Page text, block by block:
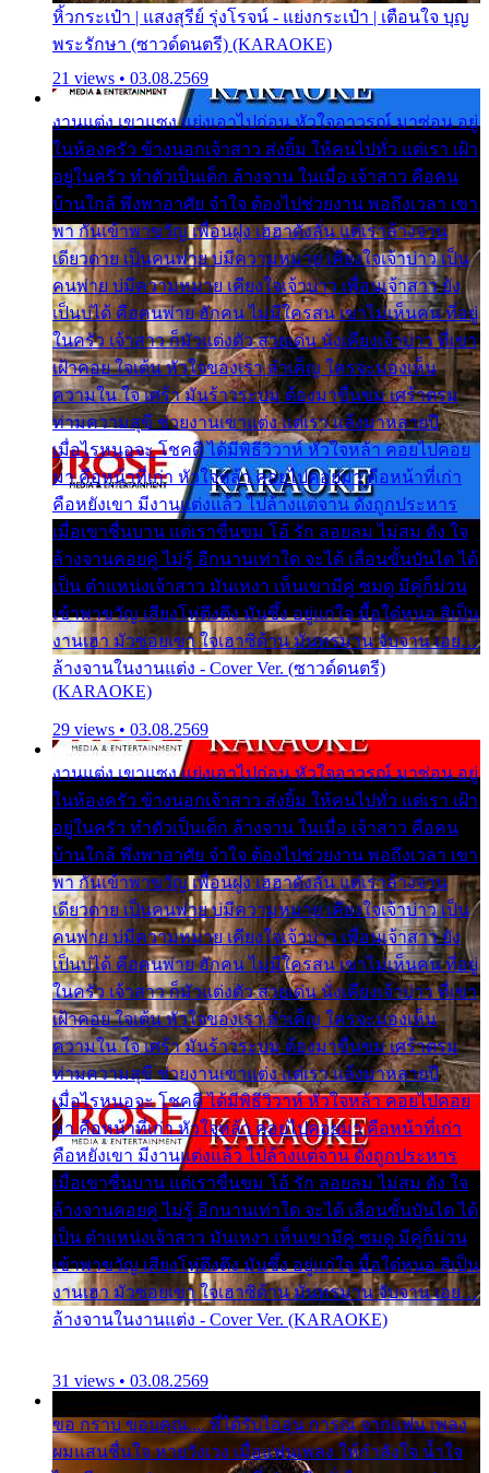
หิ้วกระเป๋า | แสงสุรีย์ รุ่งโรจน์ - แย่งกระเป๋า | เตือนใจ บุญ
พระรักษา (ซาวด์ดนตรี) (KARAOKE)
21 views • 03.08.2569
งานแต่ง เขาแซง แย่งเอาไปก่อน หัวใจอาวรณ์ มาซ่อน อยู่
ในห้องครัว ข้างนอกเจ้าสาว ส่งยิ้ม ให้คนไปทั่ว แต่เรา เฝ้า
อยู่ในครัว ทำตัวเป็นเด็ก ล้างจาน ในเมื่อ เจ้าสาว คือคน
บ้านใกล้ พึ่งพาอาศัย จำใจ ต้องไปช่วยงาน พอถึงเวลา เขา
พา กันเข้าพาขวัญ เพื่อนฝูง เฮฮาดังลั่น แต่เราล้างจาน
เดียวดาย เป็นคนพ่าย บ่มีความหมาย เคียงใจเจ้าบ่าว เป็น
คนพ่าย บ่มีความหมาย เคียงใจเจ้าบ่าว เพื่อนเจ้าสาว ยัง
เป็นบ่ได้ คือคนพ่าย ฮักคน ไม่มีใครสน เขาไม่เห็นคน ที่อยู่
ในครัว เจ้าสาว ก็มัวแต่งตัว สวยเด่น นั่งเคียงเจ้าบ่าว ที่เขา
เฝ้าคอย ใจเต้น หัวใจของเรา ลำเค็ญ ใครจะมองเห็น
ความใน ใจ เศร้า มันร้าวระบม ต้องมาขื่นขม เศร้าตรม
ท่ามความสุขี ช่วยงานเขาแต่ง แต่เรา แล้งมาหลายปี
เมื่อไรหนอจะ โชคดี ได้มีพิธีวิวาห์ หัวใจหล้า คอยไปคอย
มา คือหน้าที่เก่า หัวใจหล้า คอยไปคอยมา คือหน้าที่เก่า
คือหยังเขา มีงานแต่งแล้ว ไปล้างแต่จาน ดั่งถูกประหาร
เมื่อเขาชื่นบาน แต่เราขื่นขม โอ้ รัก ลอยลม ไม่สม ดัง ใจ
ล้างจานคอยคู่ ไม่รู้ อีกนานเท่าใด จะได้ เลื่อนขั้นบันได ได้
เป็น ตำแหน่งเจ้าสาว มันเหงา เห็นเขามีคู่ ซมดู มีคู่ก็ม่วน
เข้าพาขวัญ เสียงโห่ตึงตึง มันซึ้ง อยู่แก่ใจ มื้อใด๋หนอ สิเป็น
งานเฮา มัวซอยเขา ใจเฮาซิด้าน มันทรมาน จับจาน เอย…
ล้างจานในงานแต่ง - Cover Ver. (ซาวด์ดนตรี)
(KARAOKE)
29 views • 03.08.2569
งานแต่ง เขาแซง แย่งเอาไปก่อน หัวใจอาวรณ์ มาซ่อน อยู่
ในห้องครัว ข้างนอกเจ้าสาว ส่งยิ้ม ให้คนไปทั่ว แต่เรา เฝ้า
อยู่ในครัว ทำตัวเป็นเด็ก ล้างจาน ในเมื่อ เจ้าสาว คือคน
บ้านใกล้ พึ่งพาอาศัย จำใจ ต้องไปช่วยงาน พอถึงเวลา เขา
พา กันเข้าพาขวัญ เพื่อนฝูง เฮฮาดังลั่น แต่เราล้างจาน
เดียวดาย เป็นคนพ่าย บ่มีความหมาย เคียงใจเจ้าบ่าว เป็น
คนพ่าย บ่มีความหมาย เคียงใจเจ้าบ่าว เพื่อนเจ้าสาว ยัง
เป็นบ่ได้ คือคนพ่าย ฮักคน ไม่มีใครสน เขาไม่เห็นคน ที่อยู่
ในครัว เจ้าสาว ก็มัวแต่งตัว สวยเด่น นั่งเคียงเจ้าบ่าว ที่เขา
เฝ้าคอย ใจเต้น หัวใจของเรา ลำเค็ญ ใครจะมองเห็น
ความใน ใจ เศร้า มันร้าวระบม ต้องมาขื่นขม เศร้าตรม
ท่ามความสุขี ช่วยงานเขาแต่ง แต่เรา แล้งมาหลายปี
เมื่อไรหนอจะ โชคดี ได้มีพิธีวิวาห์ หัวใจหล้า คอยไปคอย
มา คือหน้าที่เก่า หัวใจหล้า คอยไปคอยมา คือหน้าที่เก่า
คือหยังเขา มีงานแต่งแล้ว ไปล้างแต่จาน ดั่งถูกประหาร
เมื่อเขาชื่นบาน แต่เราขื่นขม โอ้ รัก ลอยลม ไม่สม ดัง ใจ
ล้างจานคอยคู่ ไม่รู้ อีกนานเท่าใด จะได้ เลื่อนขั้นบันได ได้
เป็น ตำแหน่งเจ้าสาว มันเหงา เห็นเขามีคู่ ซมดู มีคู่ก็ม่วน
เข้าพาขวัญ เสียงโห่ตึงตึง มันซึ้ง อยู่แก่ใจ มื้อใด๋หนอ สิเป็น
งานเฮา มัวซอยเขา ใจเฮาซิด้าน มันทรมาน จับจาน เอย…
ล้างจานในงานแต่ง - Cover Ver. (KARAOKE)
31 views • 03.08.2569
ขอ กราบ ขอบคุณ.... ที่ได้รับไออุ่น การุณ จากแฟน เพลง
ผมแสนชื่นใจ หายวังเวง เมื่อแฟนเพลง ให้กำลังใจ น้ำใจ